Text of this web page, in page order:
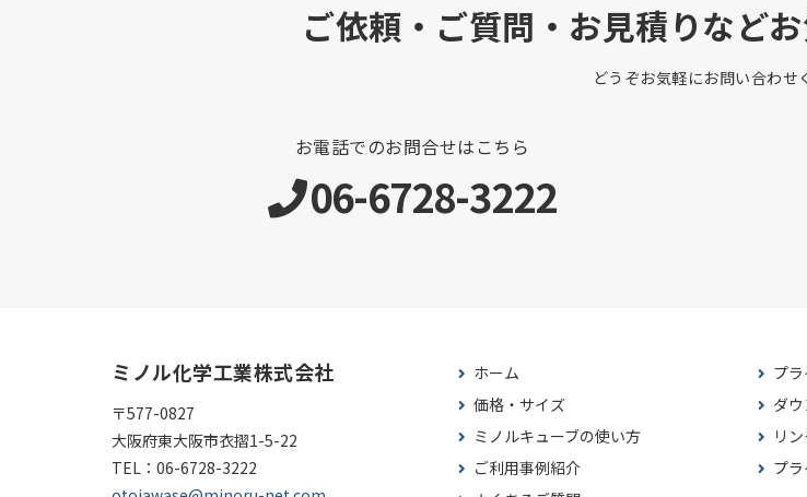
ご依頼・ご質問・お見積りなど
どうぞお気軽にお問い合わせ
お電話でのお問合せはこちら
06-6728-3222
ミノル化学工業株式会社
〒577-0827
大阪府東大阪市衣摺1-5-22
TEL： 06-6728-3222
ホーム
価格・サイズ
ミノルキューブの使い方
ご利用事例紹介
プ
ダ
リ
プ